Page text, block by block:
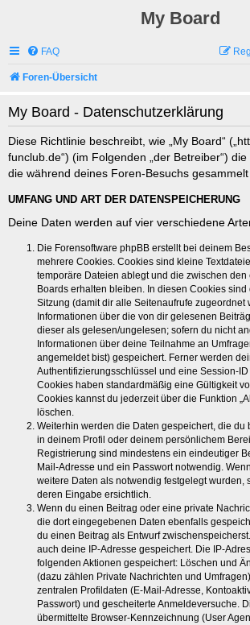
My Board
FAQ
Foren-Übersicht
My Board - Datenschutzerklärung
Diese Richtlinie beschreibt, wie „My Board“
funclub.de“) (im Folgenden „der Betreiber“)
die während deines Foren-Besuchs
UMFANG UND ART DER DATENSPEICHERUNG
Deine Daten werden auf vier verschiedene
Die Forensoftware phpBB erstellt bei deinem
mehrere Cookies. Cookies sind kleine
temporäre Dateien ablegt und die zwischen
Boards erhalten bleiben. In diesen Cookies
Sitzung (damit dir alle Seitenaufrufe zugeordnet
Informationen über die von dir gelesenen
dieser als gelesen/ungelesen; sofern du nicht
Informationen über deine Teilnahme an
angemeldet bist) gespeichert. Ferner werden
Authentifizierungsschlüssel und eine Session-
Cookies haben standardmäßig eine Gültigkeit
Cookies kannst du jederzeit über die Funktion
löschen.
Weiterhin werden die Daten gespeichert, die du
in deinem Profil oder deinem persönlichem
Registrierung sind mindestens ein eindeutiger
Mail-Adresse und ein Passwort notwendig.
weitere Daten als notwendig festgelegt wurden,
deren Eingabe ersichtlich.
Wenn du einen Beitrag oder eine private
die dort eingegebenen Daten ebenfalls
du einen Beitrag als Entwurf
auch deine IP-Adresse gespeichert. Die IP-
folgenden Aktionen gespeichert: Löschen und
(dazu zählen Private Nachrichten und
zentralen Profildaten (E-Mail-Adresse,
Passwort) und gescheiterte Anmeldeversuche.
übermittelte Browser-Kennzeichnung (User